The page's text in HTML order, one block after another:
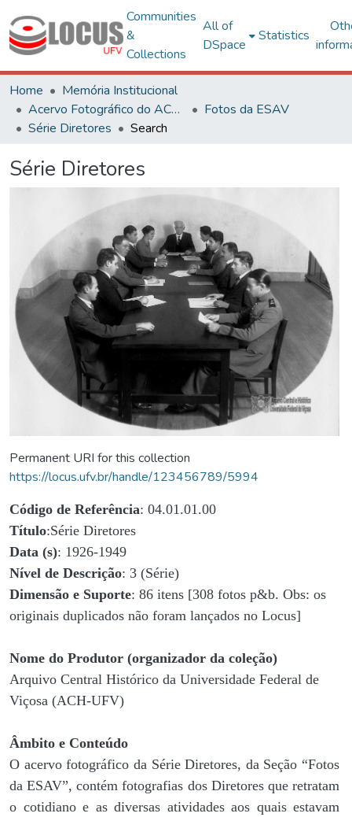
Communities
&
Collections
All of
DSpace
Statistics
Home
Memória Institucional
Acervo Fotográfico do ACH-UFV
Fotos da ESAV
Série Diretores
Search
Série Diretores
Permanent URI for this collection
https://locus.ufv.br/handle/123456789/5994
Código de Referência: 04.01.01.00
Título:Série Diretores
Data (s): 1926-1949
Nível de Descrição: 3 (Série)
Dimensão e Suporte: 86 itens [308 fotos p&b. Obs: os
originais duplicados não foram lançados no Locus]
Nome do Produtor (organizador da coleção)
Arquivo Central Histórico da Universidade Federal de
Viçosa (ACH-UFV)
Âmbito e Conteúdo
O acervo fotográfico da Série Diretores, da Seção “Fotos
da ESAV”, contém fotografias dos Diretores que retratam
o cotidiano e as diversas atividades aos quais estavam